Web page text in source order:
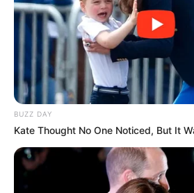
Für die erweiterte Region um
haben wir leider noch keinen
Hier geht es zu allen
Ausflugszielen und
Bad Liebensteinund in der
Erlebnisse buchen und
BUZZ DAY
Kate Thought No One Noticed, But It